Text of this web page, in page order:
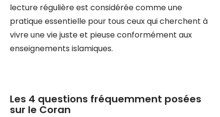
lecture régulière est considérée comme une
pratique essentielle pour tous ceux qui cherchent à
vivre une vie juste et pieuse conformément aux
enseignements islamiques.
Les 4 questions fréquemment posées
sur le Coran